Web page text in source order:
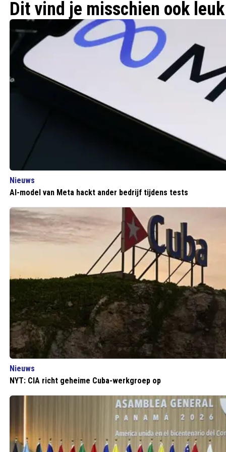
Dit vind je misschien ook leuk
Nieuws
AI-model van Meta hackt ander bedrijf tijdens tests
Nieuws
NYT: CIA richt geheime Cuba-werkgroep op